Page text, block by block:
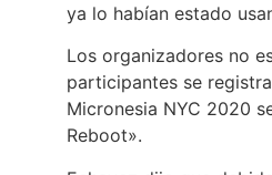
ya lo habían estado
Los organizadores no
participantes se
Micronesia NYC 2020
Reboot».